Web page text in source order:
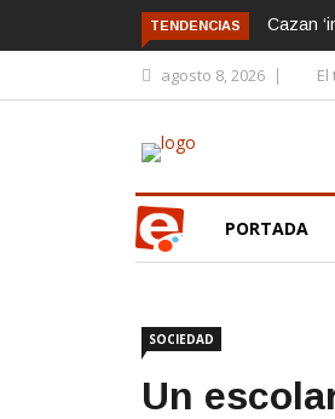
TENDENCIAS Cazan
agosto 8, 2026
PORTADA
SOCIEDAD
Un